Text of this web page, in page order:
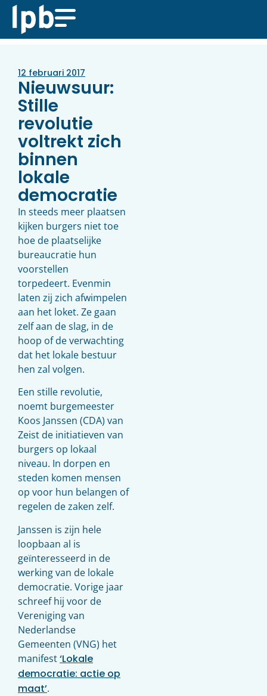
12 februari 2017
Nieuwsuur:
Stille
revolutie
voltrekt zich
binnen
lokale
democratie
In steeds meer plaatsen
kijken burgers niet toe
hoe de plaatselijke
bureaucratie hun
voorstellen
torpedeert. Evenmin
laten zij zich afwimpelen
aan het loket. Ze gaan
zelf aan de slag, in de
hoop of de verwachting
dat het lokale bestuur
hen zal volgen.
Een stille revolutie,
noemt burgemeester
Koos Janssen (CDA) van
Zeist de initiatieven van
burgers op lokaal
niveau. In dorpen en
steden komen mensen
op voor hun belangen of
regelen de zaken zelf.
Janssen is zijn hele
loopbaan al is
geïnteresseerd in de
werking van de lokale
democratie. Vorige jaar
schreef hij voor de
Vereniging van
Nederlandse
Gemeenten (VNG) het
manifest‘Lokale
democratie: actie op
maat’.